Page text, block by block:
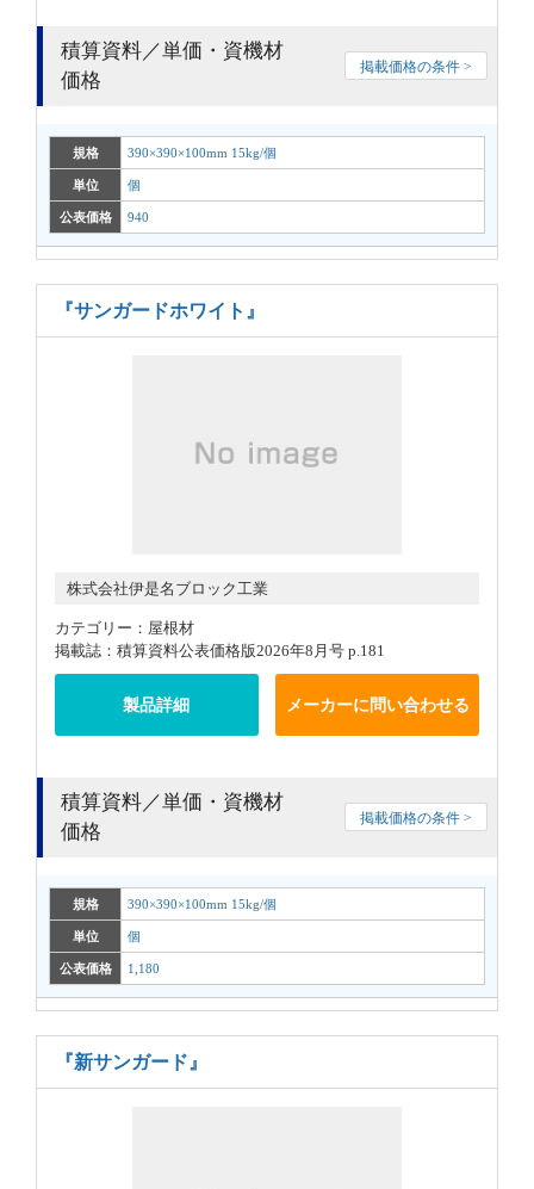
積算資料／単価・資機材
価格
掲載価格の条件 >
規格 390×390×100mm 15kg/個
単位 個
公表価格 940
『サンガードホワイト』
株式会社伊是名ブロック工業
カテゴリー：屋根材
掲載誌：積算資料公表価格版2026年8月号 p.181
製品詳細 メーカーに問い合わせる
積算資料／単価・資機材
価格
掲載価格の条件 >
規格 390×390×100mm 15kg/個
単位 個
公表価格 1,180
『新サンガード』